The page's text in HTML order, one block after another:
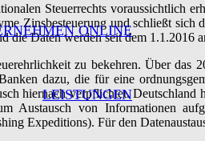
ONLINE
LEISTUNGEN
Steuerrechts voraussichtlich
Zinsbesteuerung und schließt sich
Daten werden seit dem 1.1.2016
zu bekehren. Über das
dazu, die für eine
hiernach verpflichtet.
Austausch von Informationen
Expeditions). Für den